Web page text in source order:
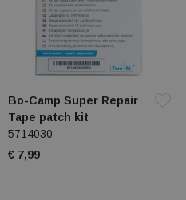
Bo-Camp Super Repair
Tape patch kit
5714030
€ 7,99